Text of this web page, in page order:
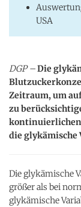
USA
DGP –Die
Zeitraum, um
zu
kontinuierlichen
die glykämische
Die glykämische
größer als bei
glykämische